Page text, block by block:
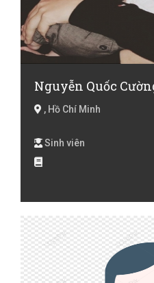
Nguyễn Quốc
, Hồ Chí Minh
Sinh viên